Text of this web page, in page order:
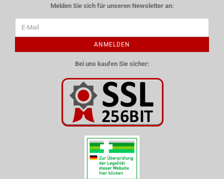
Melden Sie sich für unseren Newsletter an:
ANMELDEN
Bei uns kaufen Sie sicher: